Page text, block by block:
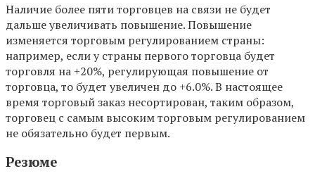
Наличие более пяти торговцев на связи не будет
дальше увеличивать повышение. Повышение
изменяется торговым регулированием страны:
например, если у страны первого торговца будет
торговля на +20%, регулирующая повышение от
торговца, то будет увеличен до +6.0%. В настоящее
время торговый заказ несортирован, таким образом,
торговец с самым высоким торговым регулированием
не обязательно будет первым.
Резюме